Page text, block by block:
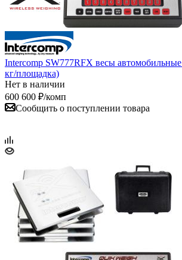
Intercomp SW777RFX весы
кг/площадка)
Нет в наличии
600 600 ₽/комп
Сообщить о поступлении товара